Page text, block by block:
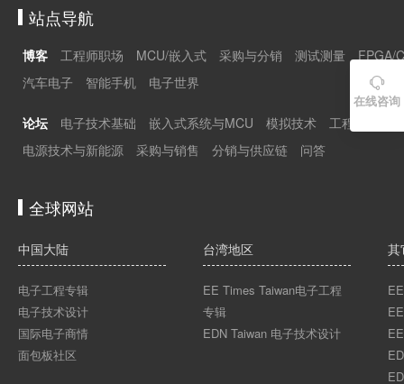
站点导航
博客 工程师职场 MCU/嵌入式 采购与分销 测试测量
FPGA/
汽车电子
智能手机 电子世界
论坛 电子技术基础 嵌入式系统与MCU 模拟技术
工程师职场
电源技术与新能源
采购与销售 分销与供应链 问答
全球网站
中国大陆
电子工程专辑
电子技术设计
国际电子商情
面包板社区
台湾地区
EE Times Taiwan电子工程
专辑
EDN Taiwan 电子技术设计
其

在线咨询